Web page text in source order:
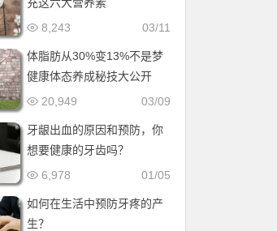
03/11
8,243
体脂肪从30%变13%不是梦
健康体态养成秘技大公开
03/09
20,949
牙龈出血的原因和预防，你
想要健康的牙齿吗？
01/05
6,978
如何在生活中预防牙疼的产
生？